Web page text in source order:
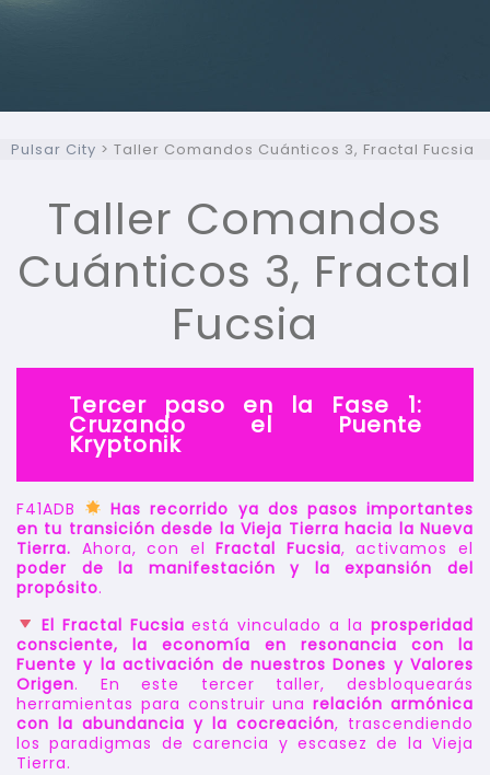
Pulsar City > Taller Comandos Cuánticos 3, Fractal Fucsia
Taller Comandos
Cuánticos 3, Fractal
Fucsia
Tercer paso en la Fase 1:
Cruzando el Puente
Kryptonik
F41ADB
Has recorrido ya dos pasos importantes
en tu transición desde la Vieja Tierra hacia la Nueva
Tierra. Ahora, con elFractal Fucsia, activamos el
poder de la manifestación y la expansión del
propósito.
El Fractal Fucsia está vinculado a laprosperidad
consciente, la economía en resonancia con la
Fuente y la activación de nuestros Dones y Valores
Origen. En este tercer taller, desbloquearás
herramientas para construir unarelación armónica
con la abundancia y la cocreación, trascendiendo
los paradigmas de carencia y escasez de la Vieja
Tierra.